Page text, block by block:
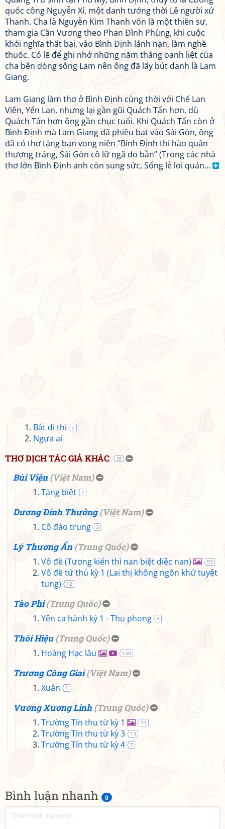
Bình luận nhanh 0
quốc công Nguyễn Xí, một danh tướng thời Lê người xứ
Thanh. Cha là Nguyễn Kim Thanh vốn là một thiền sư,
tham gia Cần Vương theo Phan Đình Phùng, khi cuộc
khởi nghĩa thất bại, vào Bình Định lánh nạn, làm nghề
thuốc. Có lẽ để ghi nhớ những năm tháng oanh liệt của
cha bên dòng sông Lam nên ông đã lấy bút danh là Lam
Giang.
Lam Giang làm thơ ở Bình Định cùng thời với Chế Lan
Viên, Yến Lan, nhưng lại gần gũi Quách Tấn hơn, dù
Quách Tấn hơn ông gần chục tuổi. Khi Quách Tấn còn ở
Bình Định mà Lam Giang đã phiêu bạt vào Sài Gòn, ông
đã có thơ tặng bạn vong niên “Bình Định thi hào quân
thượng tráng, Sài Gòn cô lữ ngã do bần” (Trong các nhà
thơ lớn Bình Định anh còn sung sức, Sống lẻ loi quán…
Bất di thi 2
Ngựa ai
THƠ DỊCH TÁC GIẢ KHÁC 10
Bùi Viện (Việt Nam)
Tặng biệt 2
Dương Đình Thưởng (Việt Nam)
Cô đảo trung 3
Lý Thương Ẩn (Trung Quốc)
Vô đề (Tương kiến thì nan biệt diệc nan) 59
Vô đề tứ thủ kỳ 1 (Lai thị không ngôn khứ tuyệt
tung)
12
Tào Phi (Trung Quốc)
Yên ca hành kỳ 1 - Thu phong 4
Thôi Hiệu (Trung Quốc)
Hoàng Hạc lâu 130
Trương Công Giai (Việt Nam)
Xuân 1
Vương Xương Linh (Trung Quốc)
Trường Tín thu từ kỳ 1 11
Trường Tín thu từ kỳ 3 13
Trường Tín thu từ kỳ 4 7